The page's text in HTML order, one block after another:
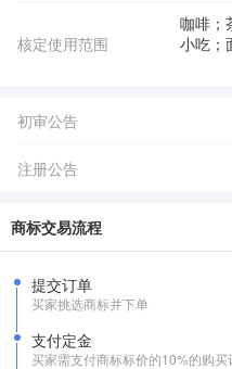
核定使用范围
咖啡；
小吃；
初审公告
注册公告
商标交易流程
提交订单
买家挑选商标并下单
支付定金
买家需支付商标标价的10%的购买